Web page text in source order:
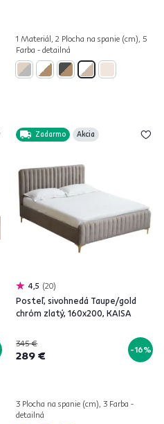
1 Materiál, 2 Plocha na spanie (cm), 5
Farba - detailná
Zadarmo Akcia
4,5 20
Posteľ, sivohnedá Taupe/gold
chróm zlatý, 160x200, KAISA
345 €
289 € -16%
3 Plocha na spanie (cm), 3 Farba -
detailná